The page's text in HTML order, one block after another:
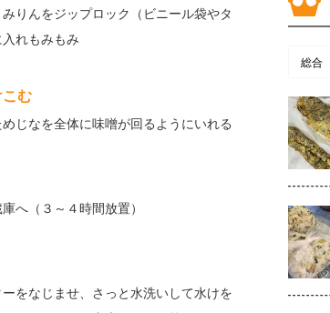
りんをジップロック（ビニール袋やタ
れもみもみ
む
じなを全体に味噌が回るようにいれる
へ（３～４時間放置）
をなじませ、さっと水洗いして水けを